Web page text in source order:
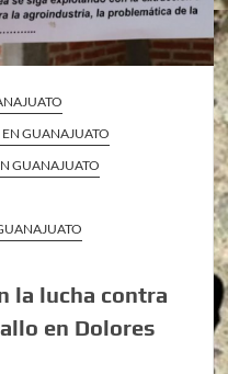
GUANAJUATO
GUANAJUATO
la lucha contra
en Dolores